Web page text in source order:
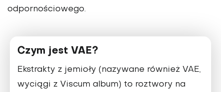
odpornościowego.
Czym jest VAE?
Ekstrakty z jemioły (nazywane również VAE,
wyciągi z Viscum album) to roztwory na